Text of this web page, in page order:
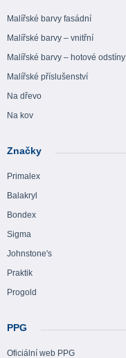
Malířské barvy fasádní
Malířské barvy – vnitřní
Malířské barvy – hotové odstíny
Malířské příslušenství
Na dřevo
Na kov
Značky
Primalex
Balakryl
Bondex
Sigma
Johnstone's
Praktik
Progold
PPG
Oficiální web PPG